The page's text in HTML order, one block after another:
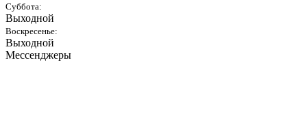
Суббота:
Выходной
Воскресенье:
Выходной
Мессенджеры